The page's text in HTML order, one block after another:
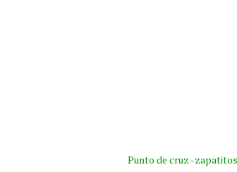
Punto de cruz -